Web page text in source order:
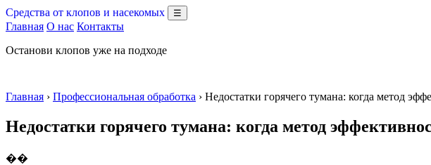
Средства от клопов и насекомых ☰
Главная О нас Контакты
Останови клопов уже на подходе
Главная › Профессиональная обработка › Недостатки горячего тумана: когда метод
Недостатки горячего тумана: когда метод
��